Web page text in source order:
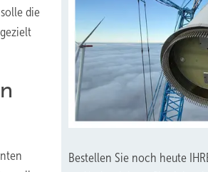
die
Bestellen Sie noch heute